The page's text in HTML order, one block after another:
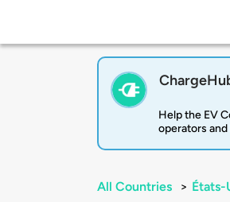
Help the EV
operators
All Countries > États-